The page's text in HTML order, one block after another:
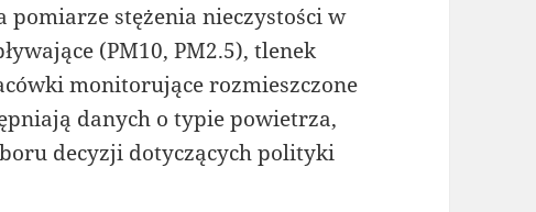
pomiarze stężenia nieczystości w
(PM10, PM2.5), tlenek
monitorujące rozmieszczone
danych o typie powietrza,
decyzji dotyczących polityki